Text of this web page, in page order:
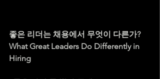
좋은 리더는 채용에서 무엇이 다른가?
What Great Leaders Do Differently in
Hiring